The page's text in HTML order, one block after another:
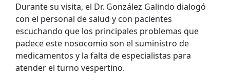
Durante su visita, el Dr. González Galindo dialogó
con el personal de salud y con pacientes
escuchando que los principales problemas que
padece este nosocomio son el suministro de
medicamentos y la falta de especialistas para
atender el turno vespertino.